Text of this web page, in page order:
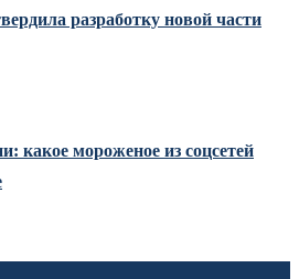
разработку новой части
какое мороженое из соцсетей